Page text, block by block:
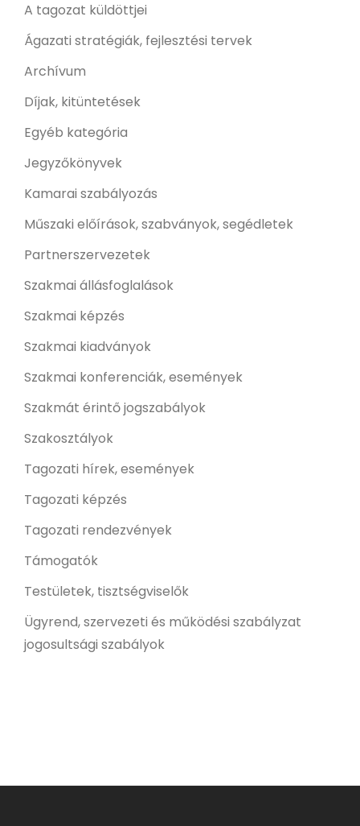
A tagozat küldöttjei
Ágazati stratégiák, fejlesztési tervek
Archívum
Díjak, kitüntetések
Egyéb kategória
Jegyzőkönyvek
Kamarai szabályozás
Műszaki előírások, szabványok, segédletek
Partnerszervezetek
Szakmai állásfoglalások
Szakmai képzés
Szakmai kiadványok
Szakmai konferenciák, események
Szakmát érintő jogszabályok
Szakosztályok
Tagozati hírek, események
Tagozati képzés
Tagozati rendezvények
Támogatók
Testületek, tisztségviselők
Ügyrend, szervezeti és működési szabályzat
jogosultsági szabályok